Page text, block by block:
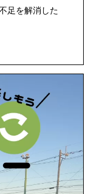
足を解消した